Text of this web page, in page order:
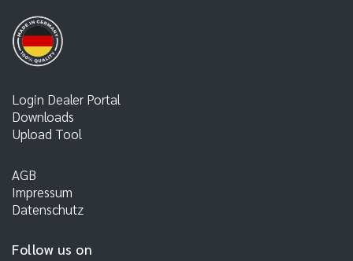
Login Dealer Portal
Downloads
Upload Tool
AGB
Impressum
Datenschutz
Follow us on